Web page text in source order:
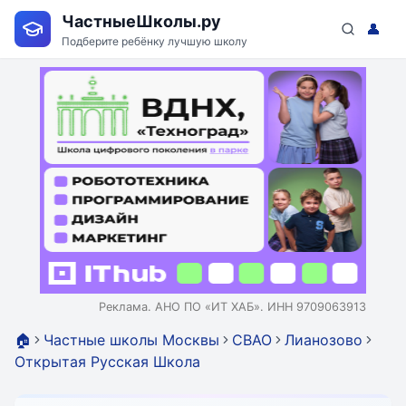
ЧастныеШколы.ру
Подберите ребёнку лучшую школу
👤
Реклама. АНО ПО «ИТ ХАБ». ИНН 9709063913
🏠 Частные школы Москвы СВАО
Лианозово
Открытая Русская Школа